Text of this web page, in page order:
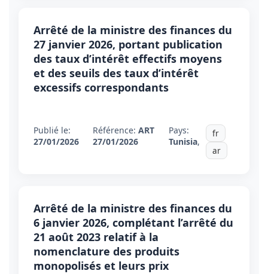
Arrêté de la ministre des finances du
27 janvier 2026, portant publication
des taux d’intérêt effectifs moyens
et des seuils des taux d’intérêt
excessifs correspondants
Publié le:
27/01/2026
Référence: ART
27/01/2026
Pays:
Tunisia,
fr
ar
Arrêté de la ministre des finances du
6 janvier 2026, complétant l’arrêté du
21 août 2023 relatif à la
nomenclature des produits
monopolisés et leurs prix